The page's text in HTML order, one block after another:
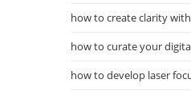
how to create clarity
how to curate your
how to develop laser